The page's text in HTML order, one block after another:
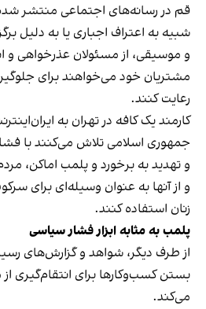
قم در رسانه‌های اجتماعی منتشر
شبیه به اعتراف اجباری یا به دلیل
و موسیقی، از مسئولان عذرخواهی و
مشتریان خود می‌خواهند برای
رعایت کنند.
کارمند یک کافه در تهران به
جمهوری اسلامی تلاش می‌کنند با
و تهدید به برخورد و پلمب اماکن،
و از آنها به عنوان وسیله‌ای برای
زنان استفاده کنند.
پلمب به مثابه ابزار فشار سیاسی
از طرف دیگر، شواهد و گزارش‌های
بستن کسب‌وکارها برای انتقام‌گیری
می‌کند.